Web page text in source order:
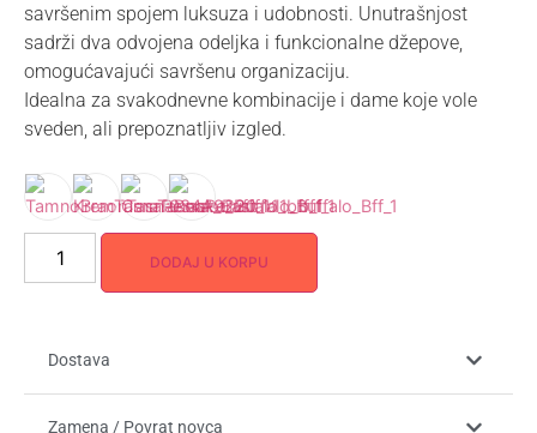
savršenim spojem luksuza i udobnosti. Unutrašnjost
sadrži dva odvojena odeljka i funkcionalne džepove,
omogućavajući savršenu organizaciju.
Idealna za svakodnevne kombinacije i dame koje vole
sveden, ali prepoznatljiv izgled.
DODAJ U KORPU
Dostava
Zamena / Povrat novca